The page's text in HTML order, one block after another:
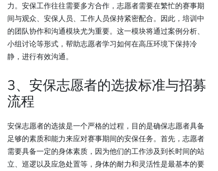
力。安保工作往往需要多方合作，志愿者需要在繁忙的赛事期
间与观众、安保人员、工作人员保持紧密配合。因此，培训中
的团队协作和沟通模块尤为重要。这一模块将通过案例分析、
小组讨论等形式，帮助志愿者学习如何在高压环境下保持冷
静，进行有效沟通。
3、安保志愿者的选拔标准与招募
流程
安保志愿者的选拔是一个严格的过程，目的是确保志愿者具备
足够的素质和能力来应对赛事期间的安保任务。首先，志愿者
需要具备一定的身体素质，因为他们的工作涉及到长时间的站
立、巡逻以及应急处置等，身体的耐力和灵活性是最基本的要